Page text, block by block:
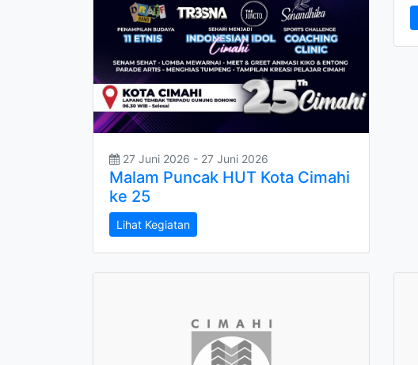
27 Juni 2026 - 27 Juni 2026
Malam Puncak HUT Kota Cimahi
ke 25
Lihat Kegiatan